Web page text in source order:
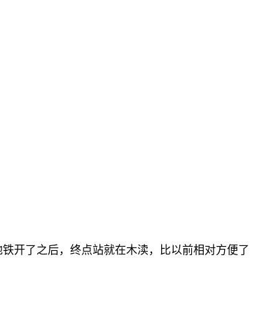
开了之后，终点站就在木渎，比以前相对方便了